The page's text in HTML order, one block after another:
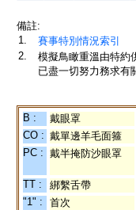
備註:
1.
賽事特別情況索引
2.
模擬鳥瞰重溫由特約
已盡一切努力務求有
B : 戴眼罩
CO : 戴單邊羊毛面箍
PC : 戴半掩防沙眼罩
TT : 綁繫舌帶
"1" :
首次